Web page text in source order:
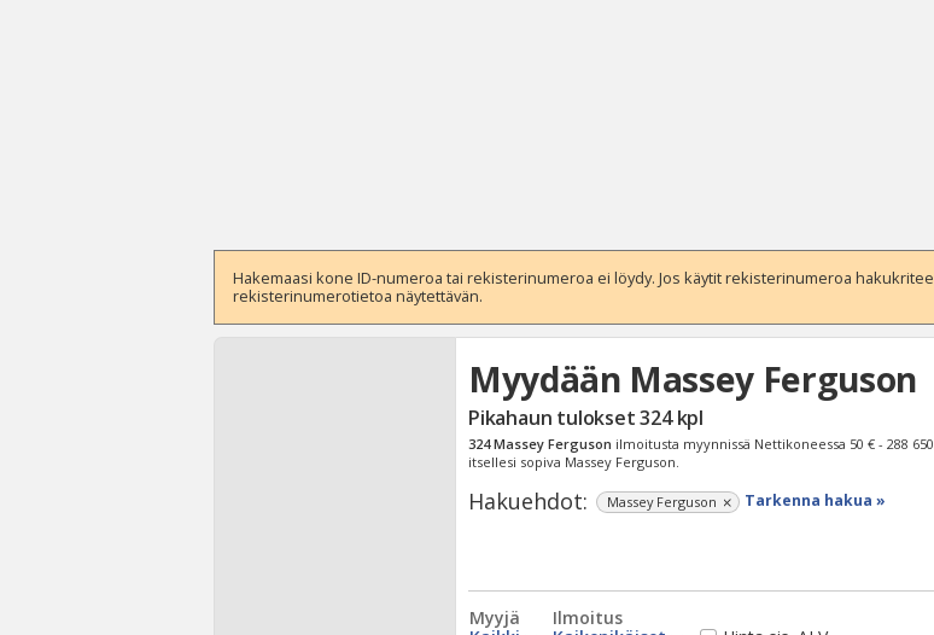
Hakemaasi kone ID-numeroa tai rekisterinumeroa ei löydy. Jos käytit rekisterinumeroa
rekisterinumerotietoa näytettävän.
Myydään Massey Ferguson
Pikahaun tulokset324kpl
324Massey Ferguson ilmoitusta myynnissä Nettikoneessa 50 € - 288
itsellesi sopiva Massey Ferguson.
Hakuehdot: Massey Ferguson Tarkenna hakua »
Myyjä
Ilmoitus